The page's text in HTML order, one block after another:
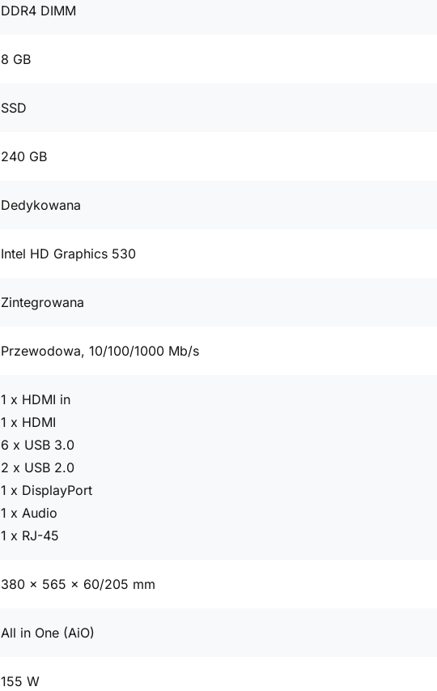
DDR4 DIMM
8 GB
SSD
240 GB
Dedykowana
Intel HD Graphics 530
Zintegrowana
Przewodowa, 10/100/1000 Mb/s
1 x HDMI in
1 x HDMI
6 x USB 3.0
2 x USB 2.0
1 x DisplayPort
1 x Audio
1 x RJ-45
380 x 565 x 60/205 mm
All in One (AiO)
155 W